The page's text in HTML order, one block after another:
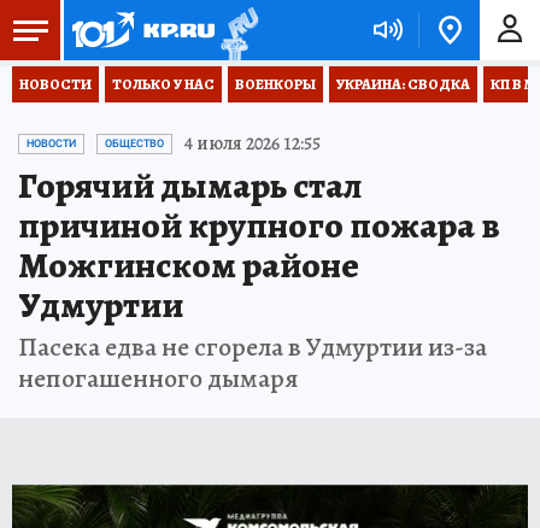
НОВОСТИ ТОЛЬКО У НАС ВОЕНКОРЫ УКРАИНА: СВОДКА КП В
НОВОСТИ ОБЩЕСТВО 4 июля 2026 12:55
Горячий дымарь стал
причиной крупного пожара в
Можгинском районе
Удмуртии
Пасека едва не сгорела в Удмуртии из-за
непогашенного дымаря